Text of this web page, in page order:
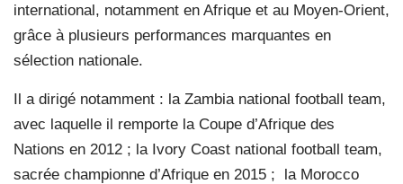
international, notamment en Afrique et au Moyen-Orient,
grâce à plusieurs performances marquantes en
sélection nationale.
Il a dirigé notamment : la Zambia national football team,
avec laquelle il remporte la Coupe d’Afrique des
Nations en 2012 ; la Ivory Coast national football team,
sacrée championne d’Afrique en 2015 ;
la Morocco